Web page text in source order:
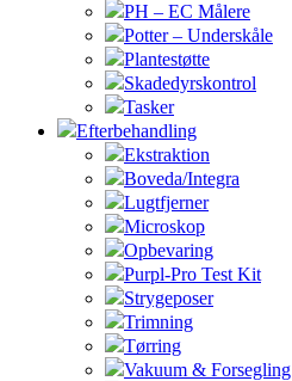
PH – EC Målere
Potter – Underskåle
Plantestøtte
Skadedyrskontrol
Tasker
Efterbehandling
Ekstraktion
Boveda/Integra
Lugtfjerner
Microskop
Opbevaring
Purpl-Pro Test Kit
Strygeposer
Trimning
Tørring
Vakuum & Forsegling